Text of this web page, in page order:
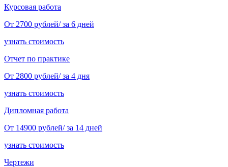
Курсовая работа
От 2700 рублей/ за 6 дней
узнать стоимость
Отчет по практике
От 2800 рублей/ за 4 дня
узнать стоимость
Дипломная работа
От 14900 рублей/ за 14 дней
узнать стоимость
Чертежи